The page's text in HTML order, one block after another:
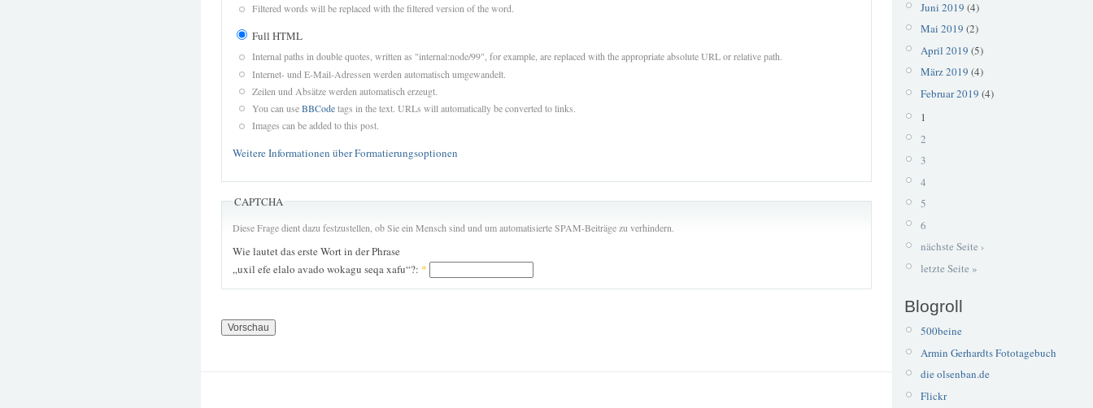
Filtered words will be replaced with the filtered version of the word.
Full HTML
Internal paths in double quotes, written as "internal:node/99", for example, are replaced with the appropriate absolute URL or relative path.
Internet- und E-Mail-Adressen werden automatisch umgewandelt.
Zeilen und Absätze werden automatisch erzeugt.
You can useBBCodetags in the text. URLs will automatically be converted to links.
Images can be added to this post.
Weitere Informationen über Formatierungsoptionen
CAPTCHA
Diese Frage dient dazu festzustellen, ob Sie ein Mensch sind und um automatisierte SPAM-Beiträge zu verhindern.
Wie lautet das erste Wort in der Phrase
„uxil efe elalo avado wokagu seqa xafu“?: *
Juni 2019 (4)
Mai 2019 (2)
April 2019 (5)
März 2019 (4)
Februar 2019 (4)
1
2
3
4
5
6
nächste Seite ›
letzte Seite »
Blogroll
500beine
Armin Gerhardts Fototagebuch
die olsenban.de
Flickr